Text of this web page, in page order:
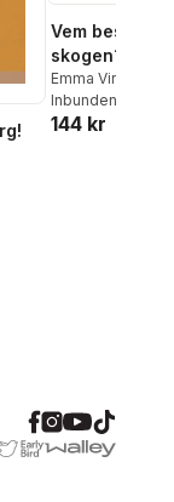
antal röster:
Vem
skogen?
Emma Virke
Inbunden
144 kr